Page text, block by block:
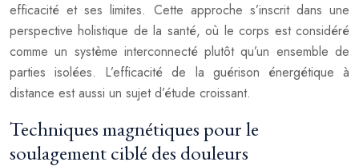
efficacité et ses limites. Cette approche s’inscrit dans une
perspective holistique de la santé, où le corps est considéré
comme un système interconnecté plutôt qu’un ensemble de
parties isolées. L’efficacité de la guérison énergétique à
distance est aussi un sujet d’étude croissant.
Techniques magnétiques pour le
soulagement ciblé des douleurs